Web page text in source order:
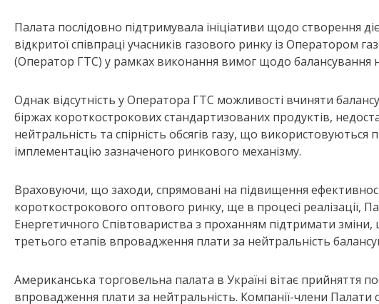
Палата послідовно підтримувала ініціативи щодо створення
відкритої співпраці учасників газового ринку із Оператором
(Оператор ГТС) у рамках виконання вимог щодо балансування
Однак відсутність у Оператора ГТС можливості вчиняти
біржах короткострокових стандартизованих продуктів,
нейтральність та спірність обсягів газу, що використовуються
імплементацію зазначеного ринкового механізму.
Враховуючи, що заходи, спрямовані на підвищення
короткострокового оптового ринку, ще в процесі реалізації,
Енергетичного Співтовариства з проханням підтримати
третього етапів впровадження плати за нейтральність
Американська торговельна палата в Україні вітає прийняття
впровадження плати за нейтральність. Компанії-члени Палати